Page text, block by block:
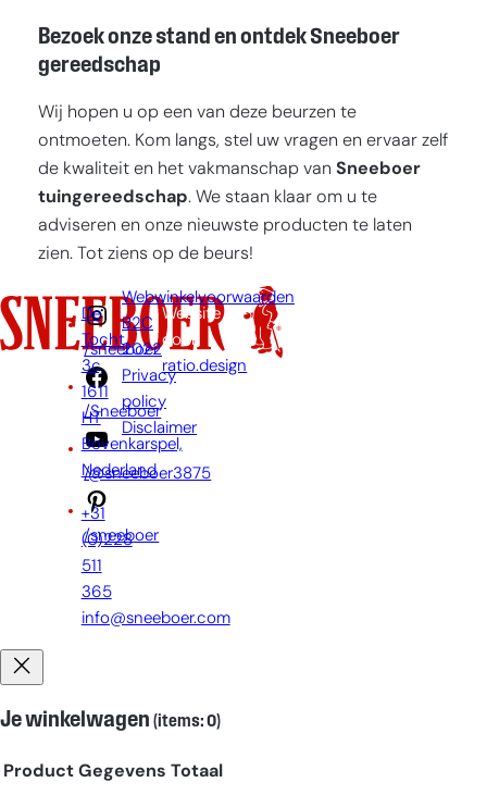
Bezoek onze stand en ontdek Sneeboer
gereedschap
Wij hopen u op een van deze beurzen te
ontmoeten. Kom langs, stel uw vragen en ervaar zelf
de kwaliteit en het vakmanschap van Sneeboer
tuingereedschap. We staan klaar om u te
adviseren en onze nieuwste producten te laten
zien. Tot ziens op de beurs!
/sneeboer
/Sneeboer
/@sneeboer3875
/sneeboer
De
Tocht
3c,
1611
HT
Bovenkarspel,
Nederland
+31
(0)228
511
365
info@sneeboer.com
Webwinkelvoorwaarden
B2C
2022
Privacy
policy
Disclaimer
Website
door:
ratio.design
Je winkelwagen (items: 0)
Product Gegevens Totaal